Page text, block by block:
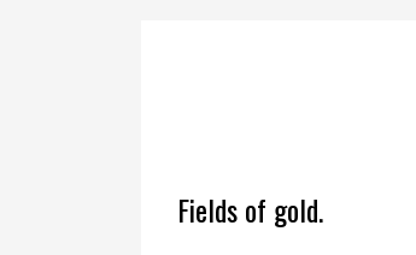
Fields of gold.